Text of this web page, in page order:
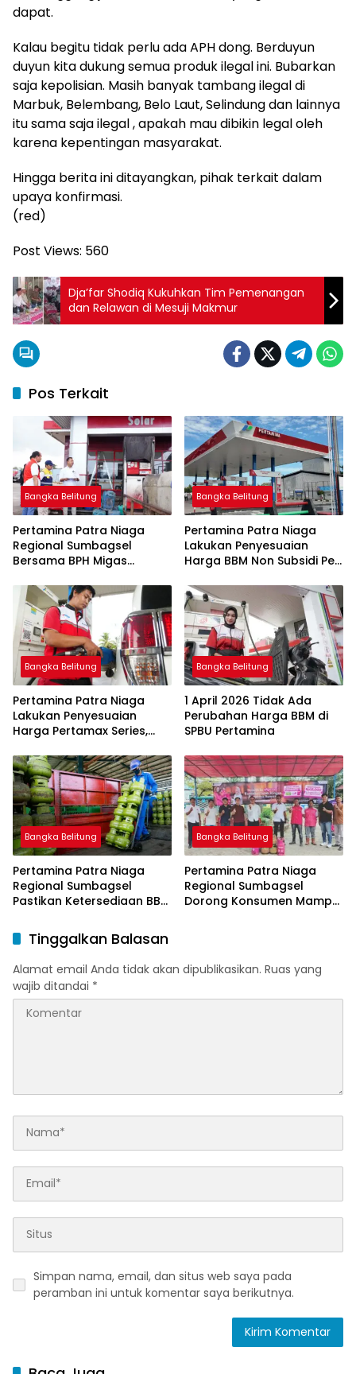
dapat.
Kalau begitu tidak perlu ada APH dong. Berduyun
duyun kita dukung semua produk ilegal ini. Bubarkan
saja kepolisian. Masih banyak tambang ilegal di
Marbuk, Belembang, Belo Laut, Selindung dan lainnya
itu sama saja ilegal , apakah mau dibikin legal oleh
karena kepentingan masyarakat.
Hingga berita ini ditayangkan, pihak terkait dalam
upaya konfirmasi.
(red)
Post Views: 560
Dja’far Shodiq Kukuhkan Tim Pemenangan
dan Relawan di Mesuji Makmur
Pos Terkait
Bangka Belitung
Pertamina Patra Niaga
Regional Sumbagsel
Bersama BPH Migas
Penyaluran BBM Subsidi
bagi Nelayan melalui
Aplikasi XSTAR
Bangka Belitung
Pertamina Patra Niaga
Lakukan Penyesuaian
Harga BBM Non Subsidi Per
Bangka Belitung
Pertamina Patra Niaga
Lakukan Penyesuaian
Harga Pertamax Series,
Subsidi Tetap
Bangka Belitung
1 April 2026 Tidak Ada
Perubahan Harga BBM di
SPBU Pertamina
Bangka Belitung
Pertamina Patra Niaga
Regional Sumbagsel
Pastikan Ketersediaan BBM
Ramadan dan Menjelang
Idulfitri
Bangka Belitung
Pertamina Patra Niaga
Regional Sumbagsel
Dorong Konsumen Mampu
Tinggalkan Balasan
Alamat email Anda tidak akan dipublikasikan. Ruas yang
wajib ditandai *
Simpan nama, email, dan situs web saya pada
peramban ini untuk komentar saya berikutnya.